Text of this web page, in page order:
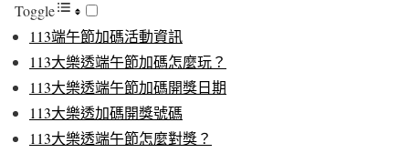
Toggle
113端午節加碼活動資訊
113大樂透端午節加碼怎麼玩？
113大樂透端午節加碼開獎日期
113大樂透加碼開獎號碼
113大樂透端午節怎麼對獎？